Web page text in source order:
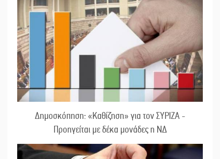
Δημοσκόπηση: «Καθίζηση» για τον ΣΥΡΙΖΑ -
Προηγείται με δέκα μονάδες η ΝΔ